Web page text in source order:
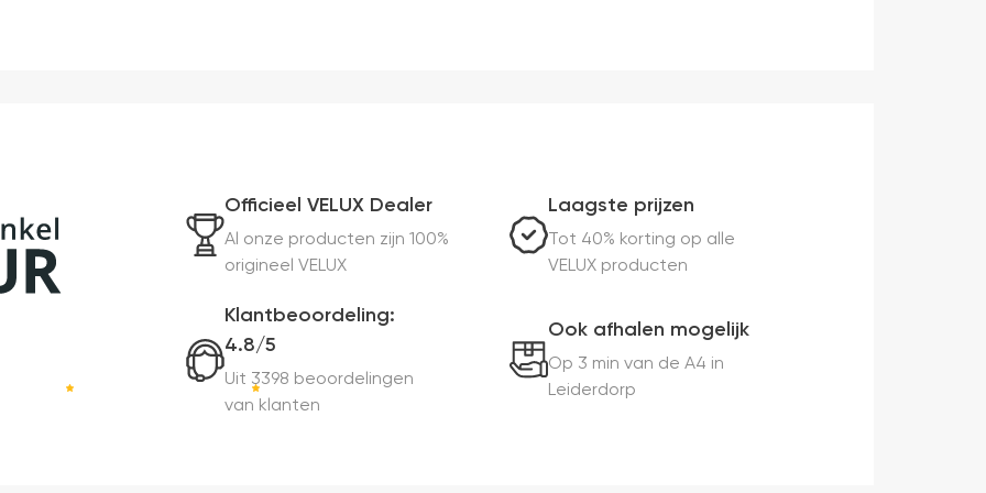
Officieel VELUX Dealer
Al onze producten zijn 100%
origineel VELUX
Laagste prijzen
Tot 40% korting op alle
VELUX producten
Klantbeoordeling:
4.8/5
Uit 3398 beoordelingen
van klanten
Ook afhalen mogelijk
Op 3 min van de A4 in
Leiderdorp